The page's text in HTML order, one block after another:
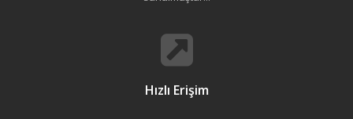
Hızlı Erişim